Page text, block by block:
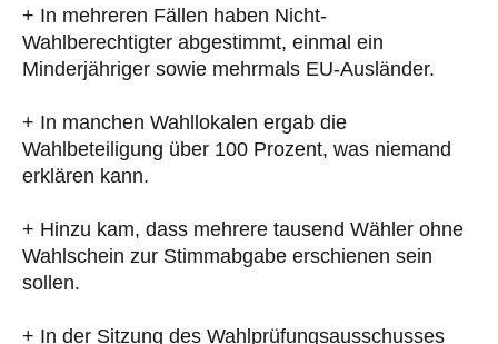
+ In mehreren Fällen haben Nicht-
Wahlberechtigter abgestimmt, einmal ein
Minderjähriger sowie mehrmals EU-Ausländer.
+ In manchen Wahllokalen ergab die
Wahlbeteiligung über 100 Prozent, was niemand
erklären kann.
+ Hinzu kam, dass mehrere tausend Wähler ohne
Wahlschein zur Stimmabgabe erschienen sein
sollen.
+ In der Sitzung des Wahlprüfungsausschusses